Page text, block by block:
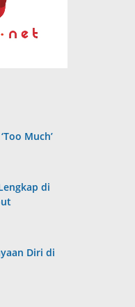
Much’
di
Diri di